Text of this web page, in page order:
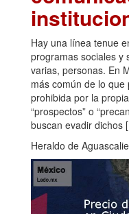
Hay una línea tenue
programas sociales y
varias, personas. En
más común de lo
prohibida por la
“prospectos” o
buscan evadir dichos
Heraldo de